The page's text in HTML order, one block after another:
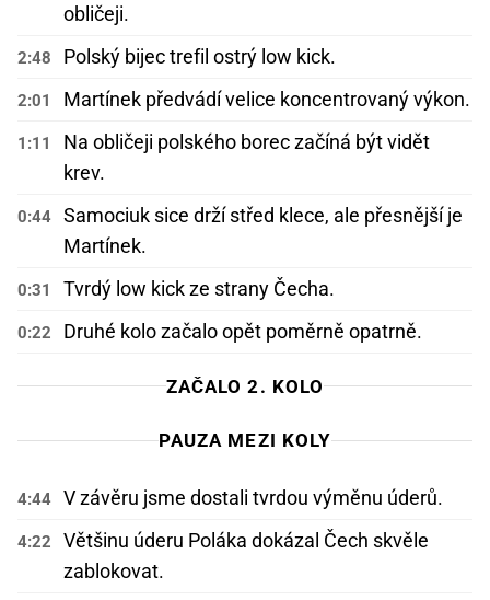
obličeji.
2:48 Polský bijec trefil ostrý low kick.
2:01 Martínek předvádí velice koncentrovaný výkon.
1:11
Na obličeji polského borec začíná být vidět
krev.
0:44
Samociuk sice drží střed klece, ale přesnější je
Martínek.
0:31 Tvrdý low kick ze strany Čecha.
0:22 Druhé kolo začalo opět poměrně opatrně.
ZAČALO 2. KOLO
PAUZA MEZI KOLY
4:44 V závěru jsme dostali tvrdou výměnu úderů.
4:22
Většinu úderu Poláka dokázal Čech skvěle
zablokovat.